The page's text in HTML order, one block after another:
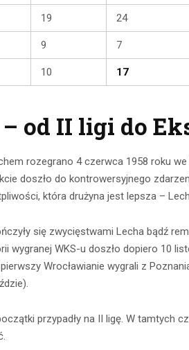
19 24
9 7
10 17
od II ligi do
rozegrano 4 czerwca 1958 roku we
doszło do kontrowersyjnego
która drużyna jest lepsza –
się zwycięstwami Lecha bądź
wygranej WKS-u doszło dopiero 10
Wrocławianie wygrali z
przypadły na II ligę. W tamtych